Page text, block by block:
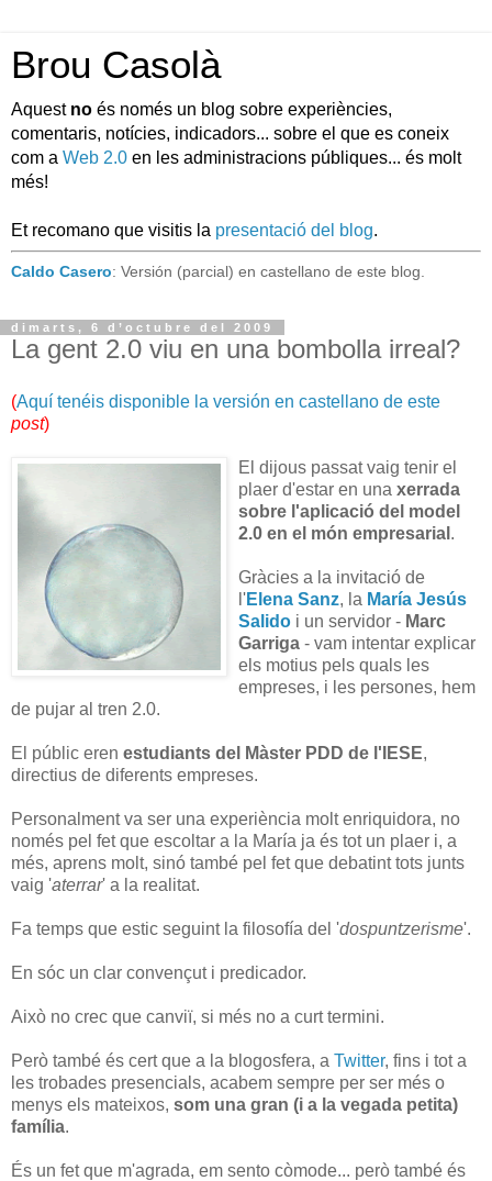
Brou Casolà
Aquest no és només un blog sobre experiències,
comentaris, notícies, indicadors... sobre el que es coneix
com a Web 2.0 en les administracions públiques... és molt
més!
Et recomano que visitis la presentació del blog.
Caldo Casero: Versión (parcial) en castellano de este blog.
dimarts, 6 d’octubre del 2009
La gent 2.0 viu en una bombolla irreal?
(Aquí tenéis disponible la versión en castellano de este
post)
El dijous passat vaig tenir el
plaer d'estar en una xerrada
sobre l'aplicació del model
2.0 en el món empresarial .
Gràcies a la invitació de
l'Elena Sanz, la María Jesús
Salido i un servidor - Marc
Garriga - vam intentar explicar
els motius pels quals les
empreses, i les persones, hem
de pujar al tren 2.0.
El públic eren estudiants del Màster PDD de l'IESE,
directius de diferents empreses.
Personalment va ser una experiència molt enriquidora, no
només pel fet que escoltar a la María ja és tot un plaer i, a
més, aprens molt, sinó també pel fet que debatint tots junts
vaig 'aterrar' a la realitat.
Fa temps que estic seguint la filosofía del 'dospuntzerisme'.
En sóc un clar convençut i predicador.
Això no crec que canviï, si més no a curt termini.
Però també és cert que a la blogosfera, a Twitter, fins i tot a
les trobades presencials, acabem sempre per ser més o
menys els mateixos, som una gran (i a la vegada petita)
família.
És un fet que m'agrada, em sento còmode... però també és